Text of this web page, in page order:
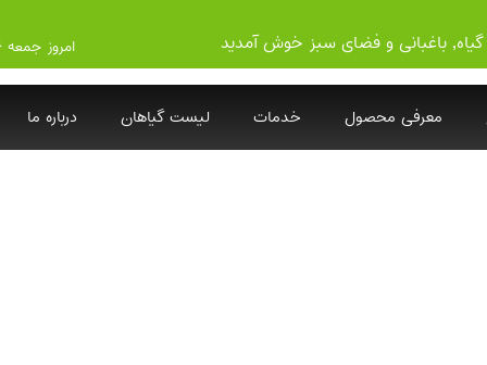
باغبانی و فضای سبز خوش آمدید امروز جمعه ۱۴۰۵/۵/۱۶
معرفی محصول خدمات لیست گیاهان درباره ما